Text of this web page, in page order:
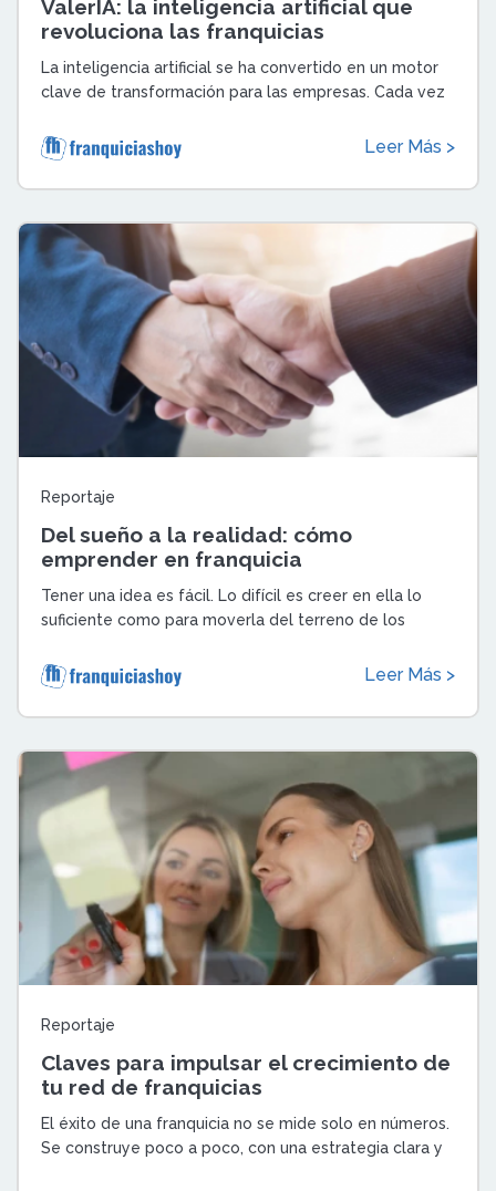
ValerIA: la inteligencia artificial que
revoluciona las franquicias
La inteligencia artificial se ha convertido en un motor
clave de transformación para las empresas. Cada vez
Leer Más >
Reportaje
Del sueño a la realidad: cómo
emprender en franquicia
Tener una idea es fácil. Lo difícil es creer en ella lo
suficiente como para moverla del terreno de los
Leer Más >
Reportaje
Claves para impulsar el crecimiento de
tu red de franquicias
El éxito de una franquicia no se mide solo en números.
Se construye poco a poco, con una estrategia clara y